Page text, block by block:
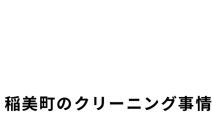
稲美町のクリーニング事情